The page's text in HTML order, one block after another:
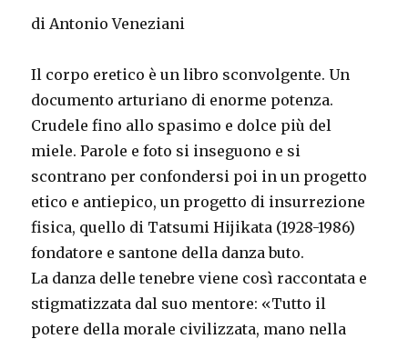
di Antonio Veneziani
Il corpo eretico è un libro sconvolgente. Un
documento arturiano di enorme potenza.
Crudele fino allo spasimo e dolce più del
miele. Parole e foto si inseguono e si
scontrano per confondersi poi in un progetto
etico e antiepico, un progetto di insurrezione
fisica, quello di Tatsumi Hijikata (1928-1986)
fondatore e santone della danza buto.
La danza delle tenebre viene così raccontata e
stigmatizzata dal suo mentore: «Tutto il
potere della morale civilizzata, mano nella